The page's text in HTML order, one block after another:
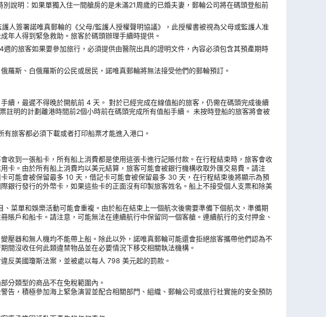
說明：如果單獨入住一間艙房的是未滿21周歲的已婚夫妻，郵輪公司將在碼頭登船前
人簽署諾唯真郵輪的《父母/監護人授權聲明協議》，此授權書被視為父母或監護人准
年人得到緊急救助。旅客於碼頭辦理手續時提供。
的旅客如果要參加旅行，必須提供由醫院出具的證明文件，內容必須包含其預產期時
斯、白俄羅斯的公民或居民，諾唯真郵輪將無法接受他們的郵輪預訂。
，最遲不得晚於開航前 4 天。 對於已經完成在線值船的旅客，仍需在碼頭完成後續
明的計劃離港時間前2個小時前在碼頭完成所有值船手續。 未按時登船的旅客將會被
旅客都必須下載或者打印船票才能進入港口。
收到一張船卡，所有船上消費都是使用這張卡進行記賬付款。在行程結束時，旅客會收
卡。由於所有船上消費均以美元結算，旅客可能會被銀行機構收取外匯交易費。請注
可能會被保留最多 10 天，借記卡可能會被保留最多 30 天，在行程結束後將顯示為預
銀行發行的外幣卡，如果這些卡的正面沒有印製旅客姓名。船上不接受個人支票和除美
菜單和娛樂活動可能會重複。由於船在結束上一個航次後需要準備下個航次，準備期
戶和船卡。請注意，可能無法在連續航行中保留同一個客艙。連續航行的支付押金、
壓器和無人機均不能帶上船。除此以外，諾唯真郵輪可能還會拒絕旅客攜帶他們認為不
間沒收任何此類違禁物品並在必要情況下移交相關執法機構。
反美國瓊斯法案，並被處以每人 798 美元起的罰款。
分類型的商品不在免稅範圍內。
告，積極參加海上緊急演習並配合相關部門、組織、郵輪公司或旅行社實施的安全預防